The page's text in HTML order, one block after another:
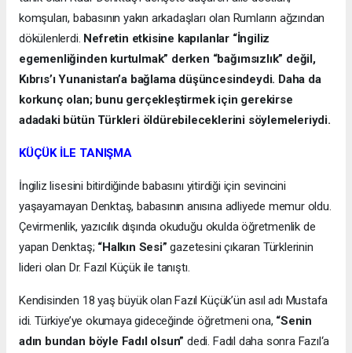
komşuları, babasının yakın arkadaşları olan Rumların ağzından
dökülenlerdi. Nefretin etkisine kapılanlar “İngiliz
egemenliğinden kurtulmak” derken “bağımsızlık” değil,
Kıbrıs’ı Yunanistan’a bağlama düşüncesindeydi. Daha da
korkunç olan; bunu gerçekleştirmek için gerekirse
adadaki bütün Türkleri öldürebileceklerini söylemeleriydi.
KÜÇÜK İLE TANIŞMA
İngiliz lisesini bitirdiğinde babasını yitirdiği için sevincini
yaşayamayan Denktaş, babasının anısına adliyede memur oldu.
Çevirmenlik, yazıcılık dışında okuduğu okulda öğretmenlik de
yapan Denktaş; “Halkın Sesi”gazetesini çıkaran Türklerinin
lideri olan Dr. Fazıl Küçük ile tanıştı.
Kendisinden 18 yaş büyük olan Fazıl Küçük’ün asıl adı Mustafa
idi. Türkiye’ye okumaya gideceğinde öğretmeni ona, “Senin
adın bundan böyle Fadıl olsun” dedi. Fadıl daha sonra Fazıl‘a